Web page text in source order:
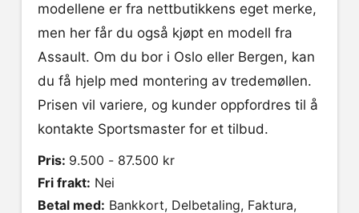
modellene er fra nettbutikkens eget merke,
men her får du også kjøpt en modell fra
Assault. Om du bor i Oslo eller Bergen, kan
du få hjelp med montering av tredemøllen.
Prisen vil variere, og kunder oppfordres til å
kontakte Sportsmaster for et tilbud.
Pris: 9.500 - 87.500 kr
Fri frakt: Nei
Betal med: